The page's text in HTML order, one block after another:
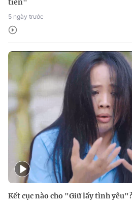
tiên"
5 ngày trước
Kết cục nào cho "Giữ lấy tình yêu"?